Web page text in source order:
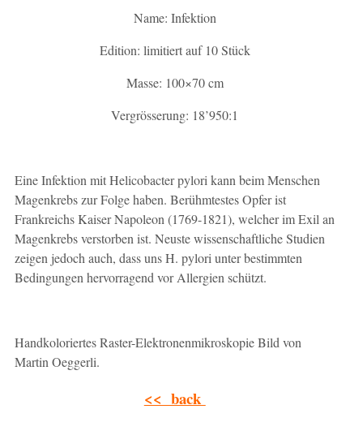
Name: Infektion
Edition: limitiert auf 10 Stück
Masse: 100×70 cm
Vergrösserung: 18’950:1
Eine Infektion mit Helicobacter pylori kann beim Menschen
Magenkrebs zur Folge haben. Berühmtestes Opfer ist
Frankreichs Kaiser Napoleon (1769-1821), welcher im Exil an
Magenkrebs verstorben ist. Neuste wissenschaftliche Studien
zeigen jedoch auch, dass uns H. pylori unter bestimmten
Bedingungen hervorragend vor Allergien schützt.
Handkoloriertes Raster-Elektronenmikroskopie Bild von
Martin Oeggerli.
<< back